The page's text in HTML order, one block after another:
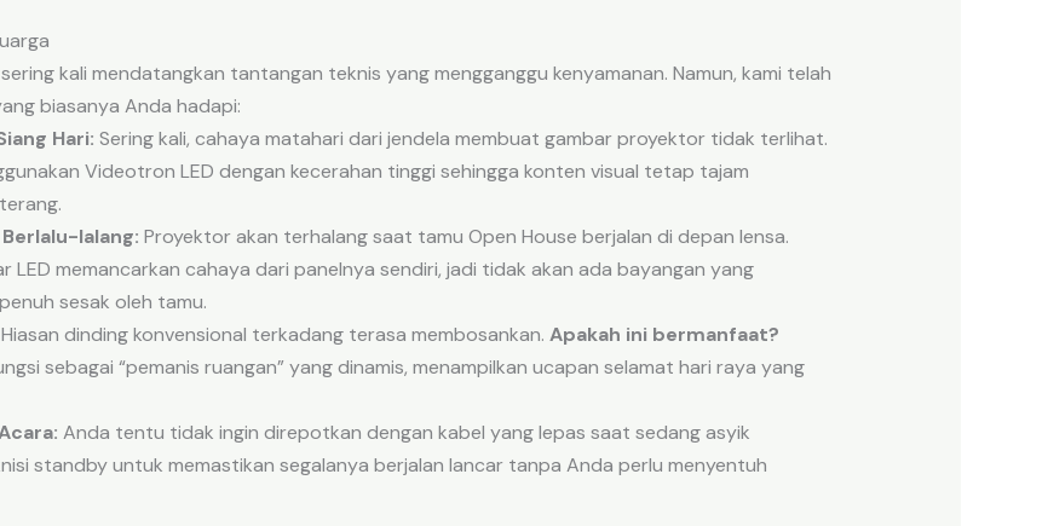
kali mendatangkan tantangan teknis yang mengganggu kenyamanan. Namun, kami telah
biasanya Anda hadapi:
Hari: Sering kali, cahaya matahari dari jendela membuat gambar proyektor tidak terlihat.
Videotron LED dengan kecerahan tinggi sehingga konten visual tetap tajam
lalang: Proyektor akan terhalang saat tamu Open House berjalan di depan lensa.
LED memancarkan cahaya dari panelnya sendiri, jadi tidak akan ada bayangan yang
sesak oleh tamu.
Hiasan dinding konvensional terkadang terasa membosankan. Apakah ini bermanfaat?
sebagai “pemanis ruangan” yang dinamis, menampilkan ucapan selamat hari raya yang
Anda tentu tidak ingin direpotkan dengan kabel yang lepas saat sedang asyik
standby untuk memastikan segalanya berjalan lancar tanpa Anda perlu menyentuh